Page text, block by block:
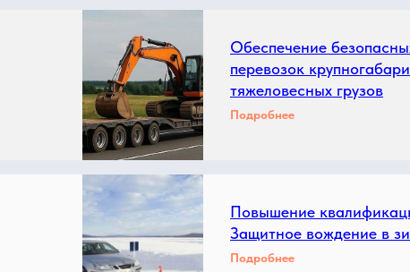
Обеспечение
перевозок
тяжеловесных грузов
Подробнее
Повышение
Защитное вождение в
Подробнее